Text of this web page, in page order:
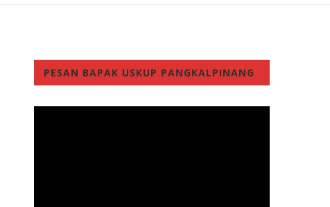
PESAN BAPAK USKUP PANGKALPINANG